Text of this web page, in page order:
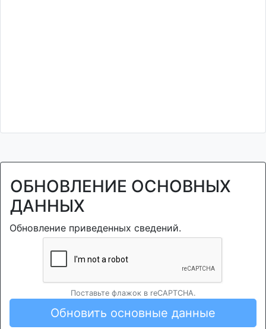
ОБНОВЛЕНИЕ ОСНОВНЫХ
ДАННЫХ
Обновление приведенных сведений.
Поставьте флажок в reCAPTCHA.
Обновить основные данные